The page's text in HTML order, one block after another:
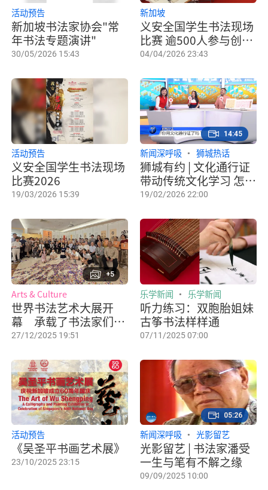
新加坡书法家协会"常
年书法专题演讲"
活动预告
30/05/2026 15:43
义安全国学生书法现场
比赛 逾500人参与创历
来最多
新加坡
04/04/2026 23:43
义安全国学生书法现场
比赛2026
活动预告
19/03/2026 15:39
狮城有约 | 文化通行证
带动传统文化学习 怎么
避免钱用完就“熄
新闻深呼吸 狮城热话
19/02/2026 22:00
14:45
世界书法艺术大展开
幕 承载了书法家们对
新年的美好期盼
Arts & Culture
27/12/2025 19:51
+5
听力练习：双胞胎姐妹
古筝书法样样通
乐学新闻 乐学新闻
07/11/2025 07:00
《吴圣平书画艺术展》
活动预告
23/10/2025 23:15
光影留艺 | 书法家潘受
一生与笔有不解之缘
新闻深呼吸 光影留艺
09/09/2025 10:00
05:26